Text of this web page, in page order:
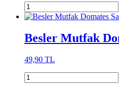
Besler Mutfak
49,90 TL